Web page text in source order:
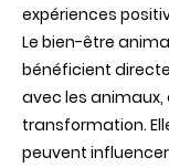
expériences
Le bien-être
bénéficient
avec les
transformation.
peuvent